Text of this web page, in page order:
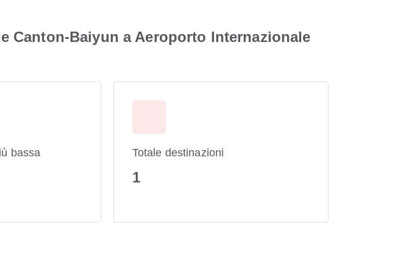
Canton-Baiyun a Aeroporto Internazionale
bassa Totale destinazioni
1